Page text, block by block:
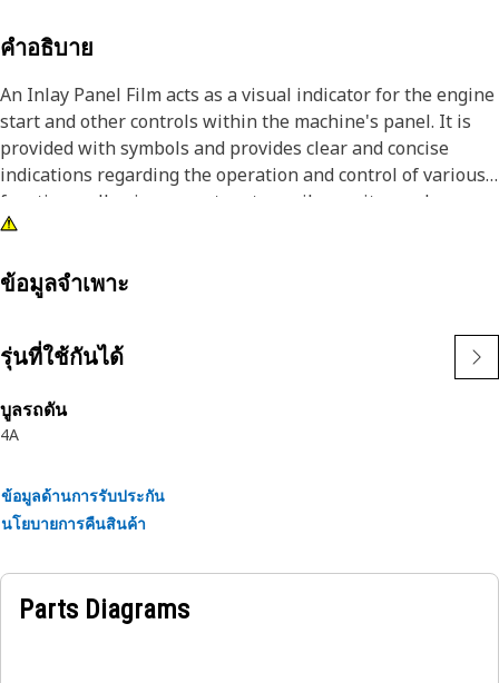
คำอธิบาย
An Inlay Panel Film acts as a visual indicator for the engine
start and other controls within the machine's panel. It is
provided with symbols and provides clear and concise
indications regarding the operation and control of various
functions, allowing operators to easily monitor and
manage the performance of the unit.
Attributes:
and symbols for better visibility
• Withstands the rigors of the work environment, including
Applications:
understanding the control of the engine start and others
and ensures that operators can easily reference and
efficient and safe operation.
ข้อมูลจำเพาะ
รุ่นที่ใช้กันได้
บูลรถดัน
4A
ข้อมูลด้านการรับประกัน
นโยบายการคืนสินค้า
Parts Diagrams